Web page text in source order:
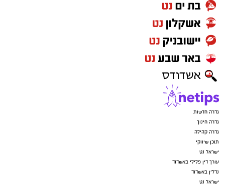
גדרה חדשות
גדרה חינוך
גדרה קהילה
תוכן שיווקי
ישראל נט
עורך דין פלילי באשדוד
נדל"ן באשדוד
ישראל נט